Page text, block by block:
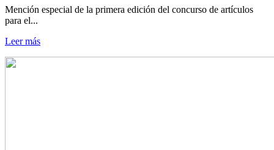
Mención especial de la primera edición del concurso de artículos
para el...
Leer más